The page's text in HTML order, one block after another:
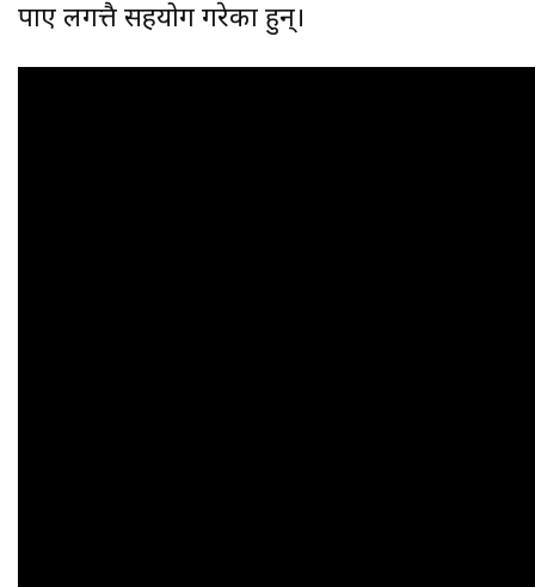
पाए लगत्तै सहयोग गरेका हुन्।